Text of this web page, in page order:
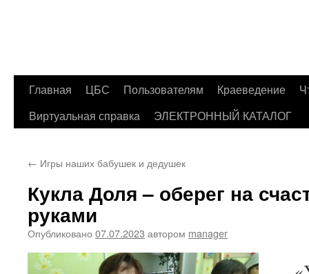
Перейти
Главная ЦБС Пользователям Краеведение
Виртуальная справка
ЭЛЕКТРОННЫЙ КАТАЛОГ
← Игры наших бабушек и дедушек
Кукла Доля – оберег на
руками
Опубликовано 07.07.2023 автором manager